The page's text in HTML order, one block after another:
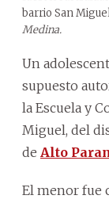
barrio San
Medina.
Un
supuesto
la Escuela y
Miguel, del
de Alto
El menor fue